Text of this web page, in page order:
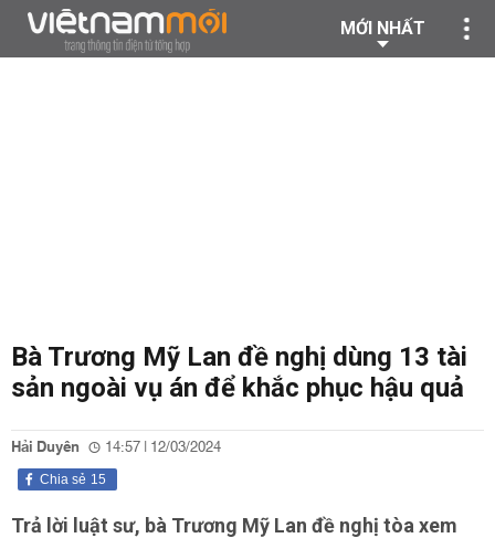
MỚI NHẤT
Bà Trương Mỹ Lan đề nghị dùng 13 tài
sản ngoài vụ án để khắc phục hậu quả
Hải Duyên 14:57 | 12/03/2024
15
Chia sẻ
Trả lời luật sư, bà Trương Mỹ Lan đề nghị tòa xem